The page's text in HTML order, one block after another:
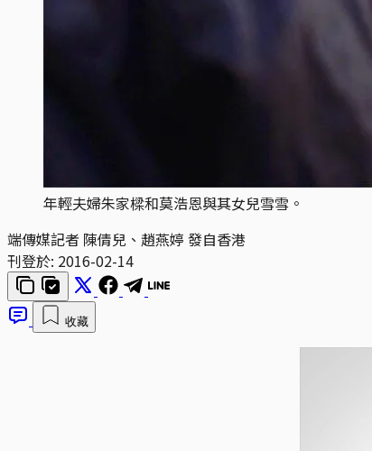
年輕夫婦朱家樑和莫浩恩與其女兒雪雪。
端傳媒記者 陳倩兒、趙燕婷 發自香港
刊登於: 2016-02-14
收藏